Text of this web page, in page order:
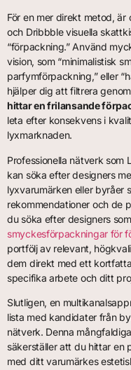
För en mer direkt metod,
och Dribbble visuella
“förpackning.” Använd
vision, som “minimalistisk
parfymförpackning,” eller
hjälper dig att filtrera
hittar en frilansande
leta efter konsekvens i
lyxmarknaden.
Professionella nätverk
kan söka efter designers
lyxvarumärken eller byråer
rekommendationer och de
du söka efter designers
smyckesförpackningar för
portfölj av relevant,
dem direkt med ett
specifika arbete och ditt
Slutligen, en
lista med kandidater från
nätverk. Denna
säkerställer att du hittar en
med ditt varumärkes